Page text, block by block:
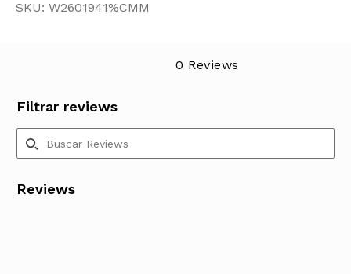
SKU: W2601941%CMM
Filtrar reviews
0 Reviews
Reviews